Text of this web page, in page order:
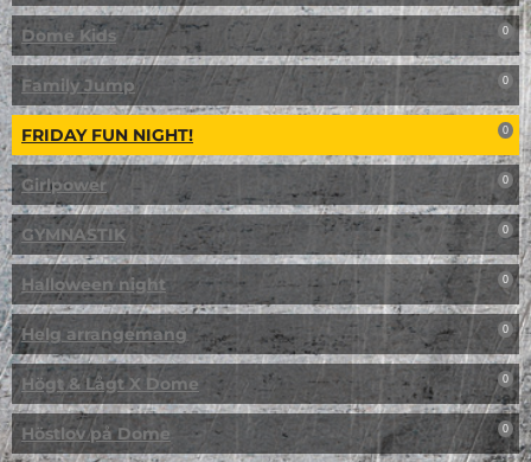
Dome Kids 0
Family Jump 0
FRIDAY FUN NIGHT! 0
Girlpower 0
GYMNASTIK 0
Halloween night 0
Helg arrangemang 0
Högt & Lågt X Dome 0
Höstlov på Dome 0